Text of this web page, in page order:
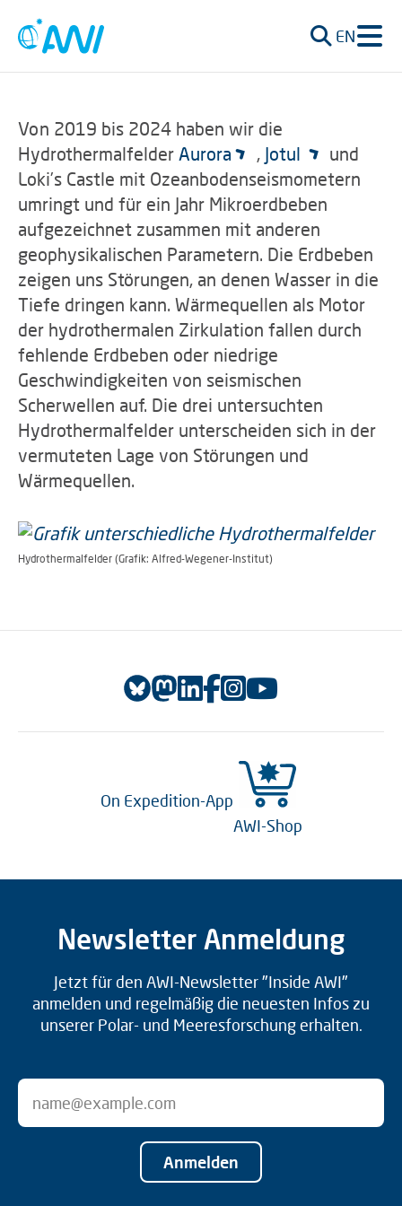
EN
Von 2019 bis 2024 haben wir die
Hydrothermalfelder Aurora , Jotul
und
Loki’s Castle mit Ozeanbodenseismometern
umringt und für ein Jahr Mikroerdbeben
aufgezeichnet zusammen mit anderen
geophysikalischen Parametern. Die Erdbeben
zeigen uns Störungen, an denen Wasser in die
Tiefe dringen kann. Wärmequellen als Motor
der hydrothermalen Zirkulation fallen durch
fehlende Erdbeben oder niedrige
Geschwindigkeiten von seismischen
Scherwellen auf. Die drei untersuchten
Hydrothermalfelder unterscheiden sich in der
vermuteten Lage von Störungen und
Wärmequellen.
Hydrothermalfelder (Grafik: Alfred-Wegener-Institut)
On Expedition-App
AWI-Shop
Newsletter Anmeldung
Jetzt für den AWI-Newsletter "Inside AWI"
anmelden und regelmäßig die neuesten Infos zu
unserer Polar- und Meeresforschung erhalten.
Anmelden